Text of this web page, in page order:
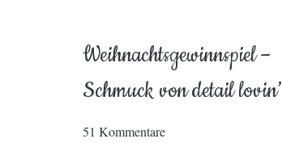
Weihnachtsgewinnspiel –
Schmuck von detail lovin’
51 Kommentare